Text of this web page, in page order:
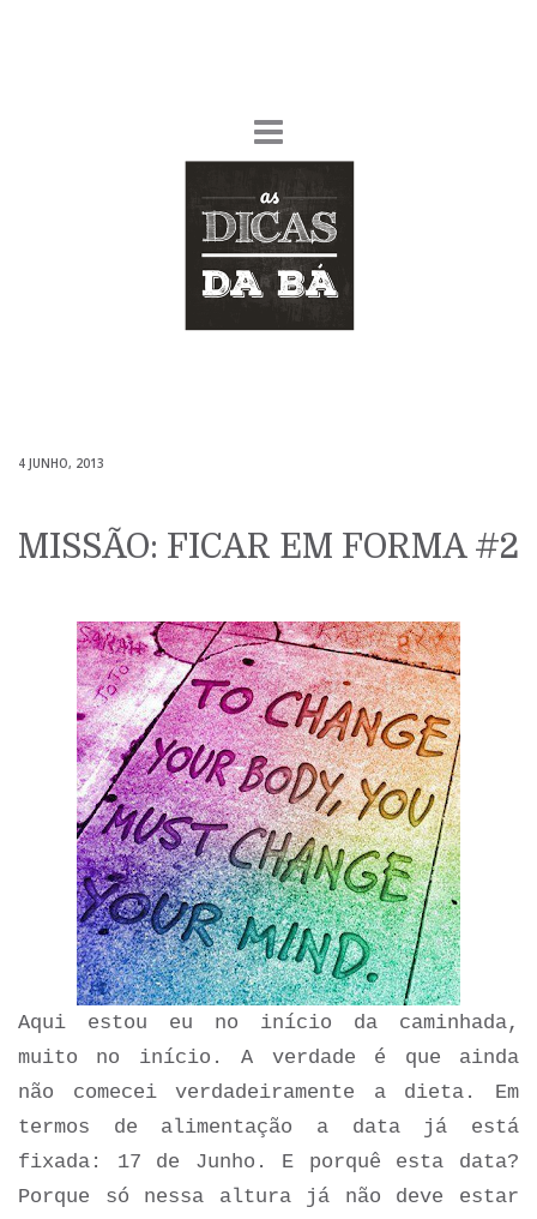
4 JUNHO, 2013
MISSÃO: FICAR EM FORMA #2
Aqui estou eu no início da caminhada,
muito no início. A verdade é que ainda
não comecei verdadeiramente a dieta. Em
termos de alimentação a data já está
fixada: 17 de Junho. E porquê esta data?
Porque só nessa altura já não deve estar